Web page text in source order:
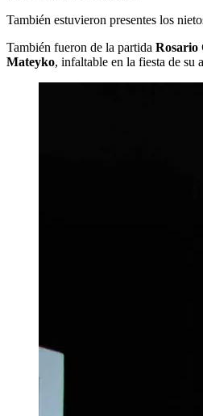
También estuvieron presentes los
También fueron de la partida Rosario
Mateyko, infaltable en la fiesta de su